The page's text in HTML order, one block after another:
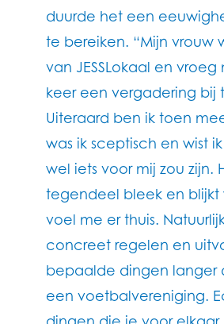
duurde het een
te bereiken. “Mijn vrouw
van JESSLokaal en
keer een vergadering bij
Uiteraard ben ik toen
was ik sceptisch en wist
wel iets voor mij zou zijn.
tegendeel bleek en blijkt
voel me er thuis.
concreet regelen en
bepaalde dingen langer
een voetbalvereniging.
dingen die je voor elkaar